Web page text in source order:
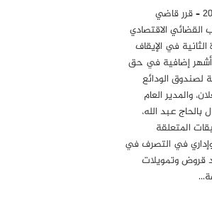
31 جويلية (يوليو) 2026 – قرر قاضي
القضائي الاقتصادي
الثانية في الإيقاف
إضافية في حق
لصندوق الودائع
والمدير العام
عبد الله،
المتعلقة
في التصرف في
قروض وتمويلات